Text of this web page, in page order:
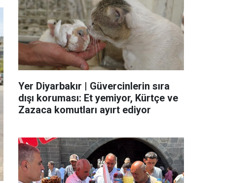
Yer Diyarbakır | Güvercinlerin sıra
dışı koruması: Et yemiyor, Kürtçe ve
Zazaca komutları ayırt ediyor